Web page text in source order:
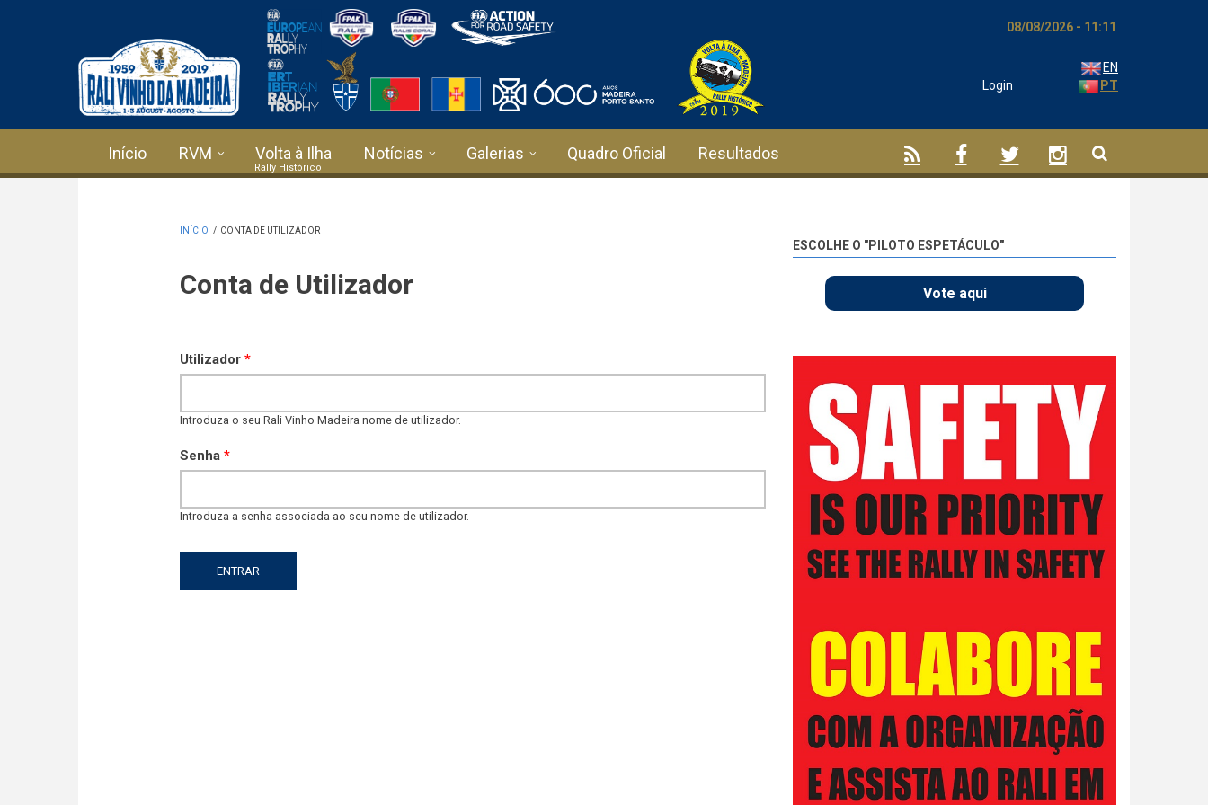
08/08/2026 - 11:11
Login
EN
PT
Início RVM Volta à Ilha Notícias Galerias Quadro Oficial Resultados
INÍCIO / CONTA DE UTILIZADOR
Conta de Utilizador
Utilizador *
Introduza o seu Rali Vinho Madeira nome de utilizador.
Senha *
Introduza a senha associada ao seu nome de utilizador.
ESCOLHE O "PILOTO ESPETÁCULO"
Vote aqui